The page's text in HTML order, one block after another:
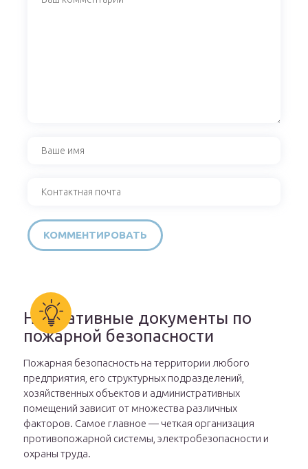
Нормативные документы по
пожарной безопасности
Пожарная безопасность на территории любого
предприятия, его структурных подразделений,
хозяйственных объектов и административных
помещений зависит от множества различных
факторов. Самое главное — четкая организация
противопожарной системы, электробезопасности и
охраны труда.